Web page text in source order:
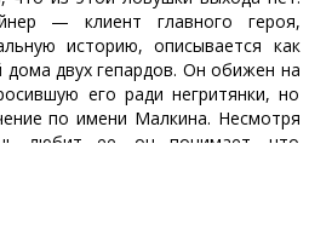
— клиент главного героя,
историю, описывается как
двух гепардов. Он обижен на
его ради негритянки, но
по имени Малкина. Несмотря
любит ее, он понимает, что
однажды она может стать